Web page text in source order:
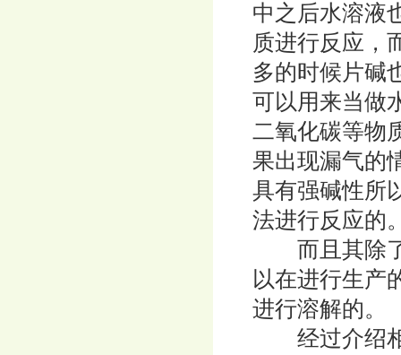
中之后水溶液
质进行反应，
多的时候片碱
可以用来当做
二氧化碳等物
果出现漏气的
具有强碱性所
法进行反应的
而且其除了
以在进行生产
进行溶解的。
经过介绍相